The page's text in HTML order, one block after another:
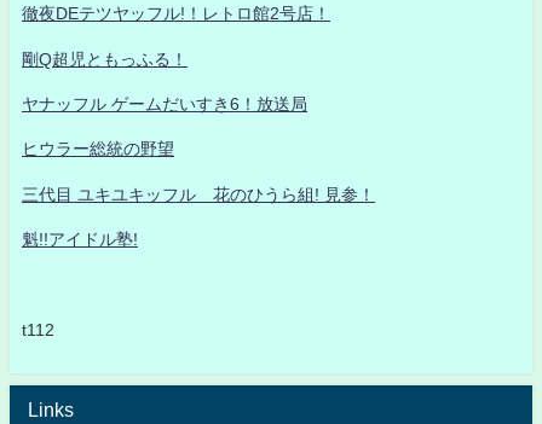
徹夜DEテツヤッフル!！レトロ館2号店！
剛Q超児ともっふる！
ヤナッフル ゲームだいすき6！放送局
ヒウラー総統の野望
三代目 ユキユキッフル 花のひうら組! 見参！
魁!!アイドル塾!
t112
Links